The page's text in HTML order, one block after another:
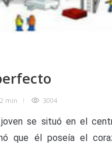
2 min 3004
se situó en el
que él poseía el